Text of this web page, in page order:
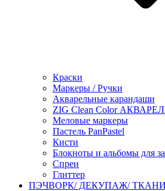
Краски
Маркеры / Ручки
Акварельные карандаши
ZIG Clean Color
Меловые маркеры
Пастель PanPastel
Кисти
Блокноты и альбомы для
Спреи
Глиттер
ПЭЧВОРК/ ДЕКУПАЖ/ ТКАНИ